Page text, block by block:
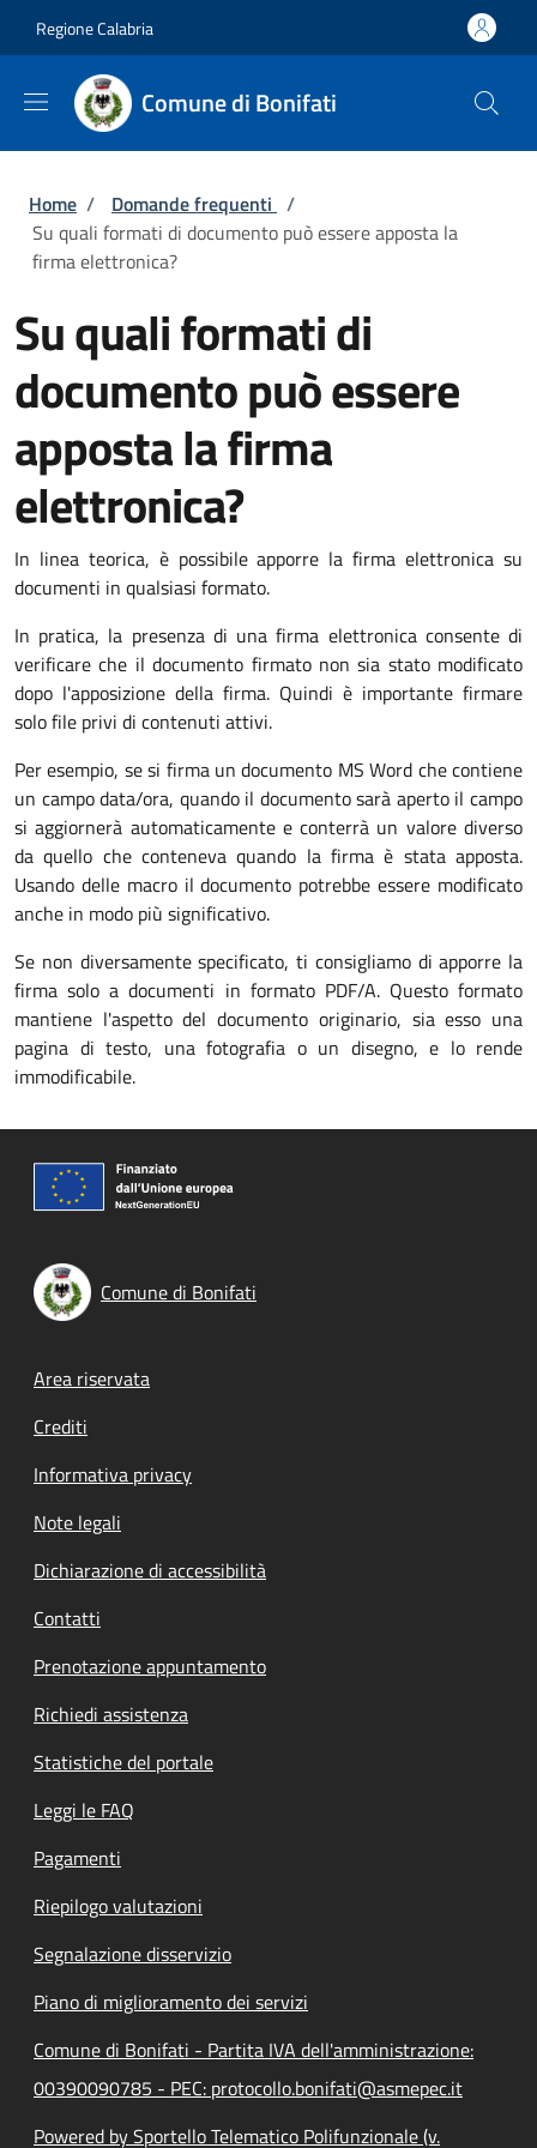
Regione Calabria
Comune di Bonifati
Briciole di pane
Home / Domande frequenti /
Su quali formati di documento può essere apposta la
firma elettronica?
Su quali formati di
documento può essere
apposta la firma
elettronica?
In linea teorica, è possibile apporre la firma elettronica su
documenti in qualsiasi formato.
In pratica, la presenza di una firma elettronica consente di
verificare che il documento firmato non sia stato modificato
dopo l'apposizione della firma. Quindi è importante firmare
solo file privi di contenuti attivi.
Per esempio, se si firma un documento MS Word che contiene
un campo data/ora, quando il documento sarà aperto il campo
si aggiornerà automaticamente e conterrà un valore diverso
da quello che conteneva quando la firma è stata apposta.
Usando delle macro il documento potrebbe essere modificato
anche in modo più significativo.
Se non diversamente specificato, ti consigliamo di apporre la
firma solo a documenti in formato PDF/A. Questo formato
mantiene l'aspetto del documento originario, sia esso una
pagina di testo, una fotografia o un disegno, e lo rende
immodificabile.
Comune di Bonifati
Footer menu
Area riservata
Crediti
Informativa privacy
Note legali
Dichiarazione di accessibilità
Contatti
Prenotazione appuntamento
Richiedi assistenza
Statistiche del portale
Leggi le FAQ
Pagamenti
Riepilogo valutazioni
Segnalazione disservizio
Piano di miglioramento dei servizi
Comune di Bonifati - Partita IVA dell'amministrazione:
00390090785 - PEC: protocollo.bonifati@asmepec.it
Powered by Sportello Telematico Polifunzionale (v.